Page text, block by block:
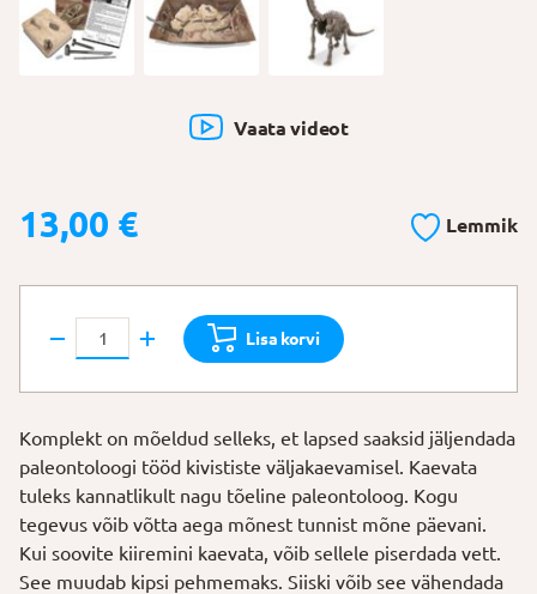
Vaata videot
13,00 € Lemmik
Väljakaevamiskomplekt
"Brahhiosaurus"
Lisa korvi
Komplekt on mõeldud selleks, et lapsed saaksid jäljendada
paleontoloogi tööd kivististe väljakaevamisel. Kaevata
tuleks kannatlikult nagu tõeline paleontoloog. Kogu
tegevus võib võtta aega mõnest tunnist mõne päevani.
Kui soovite kiiremini kaevata, võib sellele piserdada vett.
See muudab kipsi pehmemaks. Siiski võib see vähendada